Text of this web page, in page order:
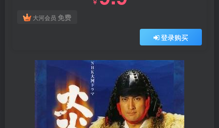
￥
大河会员 免费
登录购买